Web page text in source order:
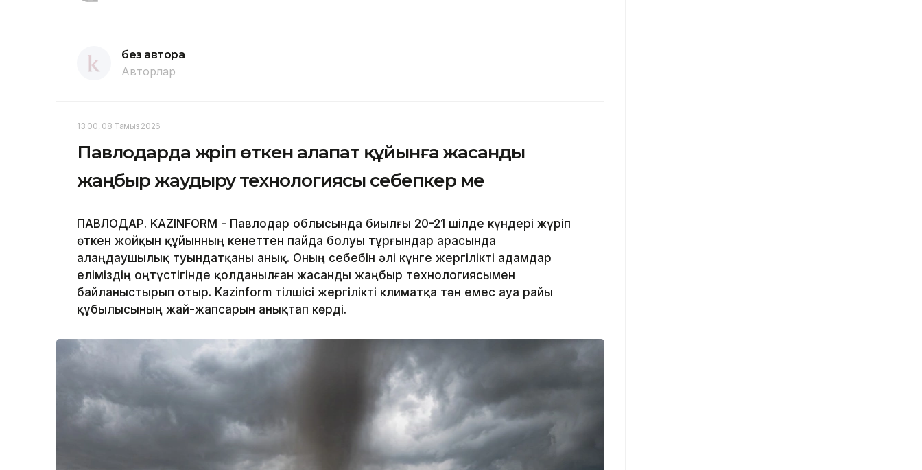
без автора
Авторлар
13:00, 08 Тамыз 2026
Павлодарда жүріп өткен алапат құйынға жасанды
жаңбыр жаудыру технологиясы себепкер ме
ПАВЛОДАР. KAZINFORM - Павлодар облысында биылғы 20-21 шілде күндері жүріп
өткен жойқын құйынның кенеттен пайда болуы тұрғындар арасында
алаңдаушылық туындатқаны анық. Оның себебін әлі күнге жергілікті адамдар
еліміздің оңтүстігінде қолданылған жасанды жаңбыр технологиясымен
байланыстырып отыр. Kazinform тілшісі жергілікті климатқа тән емес ауа райы
құбылысының жай-жапсарын анықтап көрді.